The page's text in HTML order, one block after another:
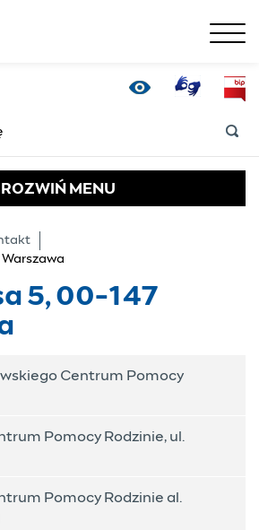
5, 00-
Tłumacz Online
ROZWIŃ MENU
5, 00-147
Centrum Pomocy
Pomocy Rodzinie, ul.
Pomocy Rodzinie al.